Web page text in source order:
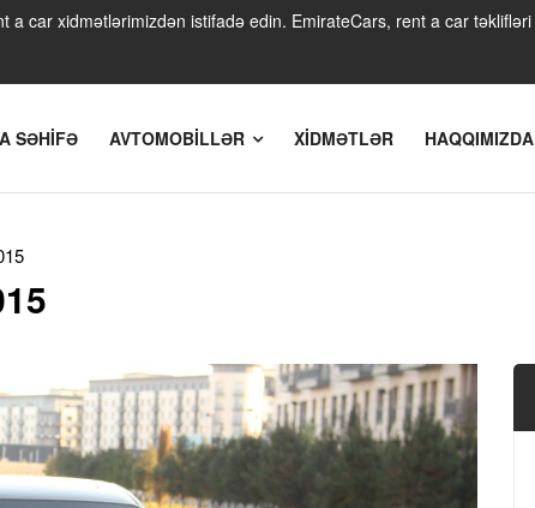
a car xidmətlərimizdən istifadə edin. EmirateCars, rent a car təklifləri
SƏHIFƏ AVTOMOBILLƏR XIDMƏTLƏR HAQQIMIZDA